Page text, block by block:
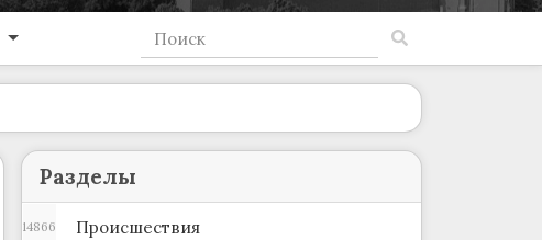
Разделы
Происшествия
14866